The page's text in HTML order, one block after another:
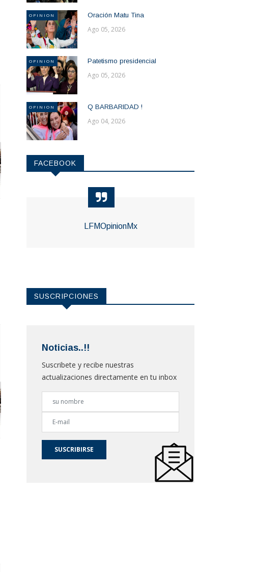
OPINION Oración Matu Tina
Ago 05, 2026
OPINION Patetismo presidencial
Ago 05, 2026
OPINION Q BARBARIDAD !
Ago 04, 2026
FACEBOOK
LFMOpinionMx
SUSCRIPCIONES
Noticias..!!
Suscribete y recibe nuestras
actualizaciones directamente en tu inbox
SUSCRIBIRSE